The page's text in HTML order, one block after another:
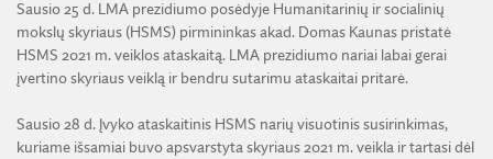
Sausio 25 d. LMA prezidiumo posėdyje Humanitarinių ir socialinių
mokslų skyriaus (HSMS) pirmininkas akad. Domas Kaunas pristatė
HSMS 2021 m. veiklos ataskaitą. LMA prezidiumo nariai labai gerai
įvertino skyriaus veiklą ir bendru sutarimu ataskaitai pritarė.
Sausio 28 d. Įvyko ataskaitinis HSMS narių visuotinis susirinkimas,
kuriame išsamiai buvo apsvarstyta skyriaus 2021 m. veikla ir tartasi dėl